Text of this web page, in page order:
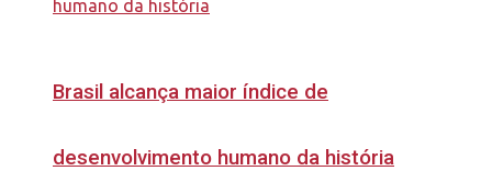
Brasil alcança maior índice de
desenvolvimento humano da história